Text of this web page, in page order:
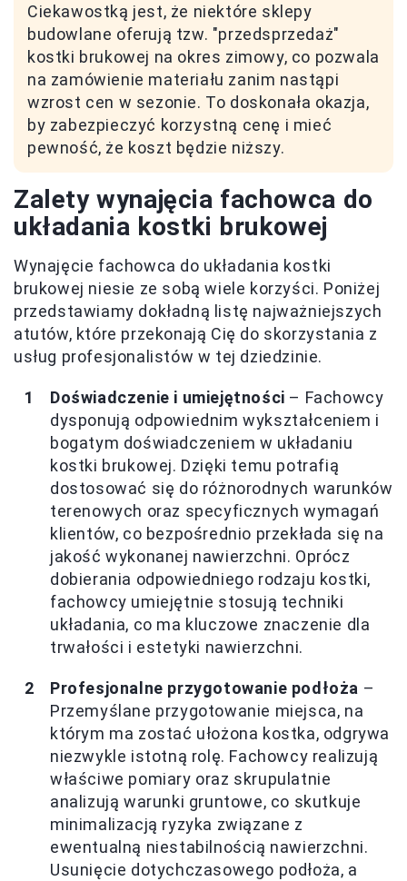
Ciekawostką jest, że niektóre sklepy
budowlane oferują tzw. "przedsprzedaż"
kostki brukowej na okres zimowy, co pozwala
na zamówienie materiału zanim nastąpi
wzrost cen w sezonie. To doskonała okazja,
by zabezpieczyć korzystną cenę i mieć
pewność, że koszt będzie niższy.
Zalety wynajęcia fachowca do
układania kostki brukowej
Wynajęcie fachowca do układania kostki
brukowej niesie ze sobą wiele korzyści. Poniżej
przedstawiamy dokładną listę najważniejszych
atutów, które przekonają Cię do skorzystania z
usług profesjonalistów w tej dziedzinie.
Doświadczenie i umiejętności – Fachowcy
dysponują odpowiednim wykształceniem i
bogatym doświadczeniem w układaniu
kostki brukowej. Dzięki temu potrafią
dostosować się do różnorodnych warunków
terenowych oraz specyficznych wymagań
klientów, co bezpośrednio przekłada się na
jakość wykonanej nawierzchni. Oprócz
dobierania odpowiedniego rodzaju kostki,
fachowcy umiejętnie stosują techniki
układania, co ma kluczowe znaczenie dla
trwałości i estetyki nawierzchni.
Profesjonalne przygotowanie podłoża –
Przemyślane przygotowanie miejsca, na
którym ma zostać ułożona kostka, odgrywa
niezwykle istotną rolę. Fachowcy realizują
właściwe pomiary oraz skrupulatnie
analizują warunki gruntowe, co skutkuje
minimalizacją ryzyka związane z
ewentualną niestabilnością nawierzchni.
Usunięcie dotychczasowego podłoża, a